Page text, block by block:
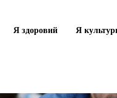
Я здоровий Я